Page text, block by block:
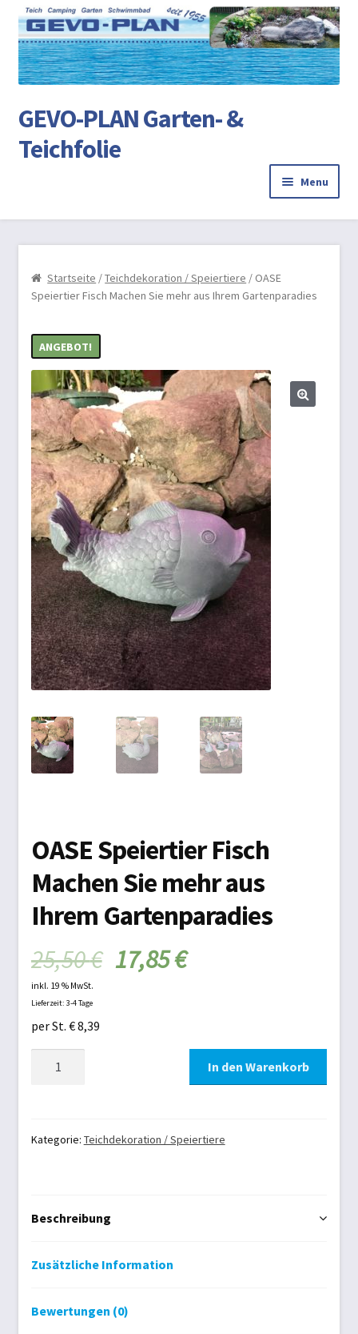
to
to
GEVO-PLAN Garten- &
Teichfolie
Menu
Startseite
Teichbau
AGB
Biogasdächer
Datenschutzbelehrung
Gartenmöbel
Impressum
Kasse
Markisen/Sonnenschutz
Mein Konto
Planen aller Art
Schwimmbad
Schwimmbadabdeckung
Versandarten
Zahlungsarten
Zelte und Camping
Startseite /Teichdekoration / Speiertiere / OASE
Speiertier Fisch Machen Sie mehr aus Ihrem Gartenparadies
ANGEBOT!
OASE Speiertier Fisch
Machen Sie mehr aus
Ihrem Gartenparadies
25,50€ 17,85€
inkl. 19 % MwSt.
Lieferzeit: 3-4 Tage
per St. € 8,39
Sie
Gartenparadies
In den Warenkorb
Kategorie: Teichdekoration / Speiertiere
Beschreibung
Zusätzliche Information
Bewertungen (0)